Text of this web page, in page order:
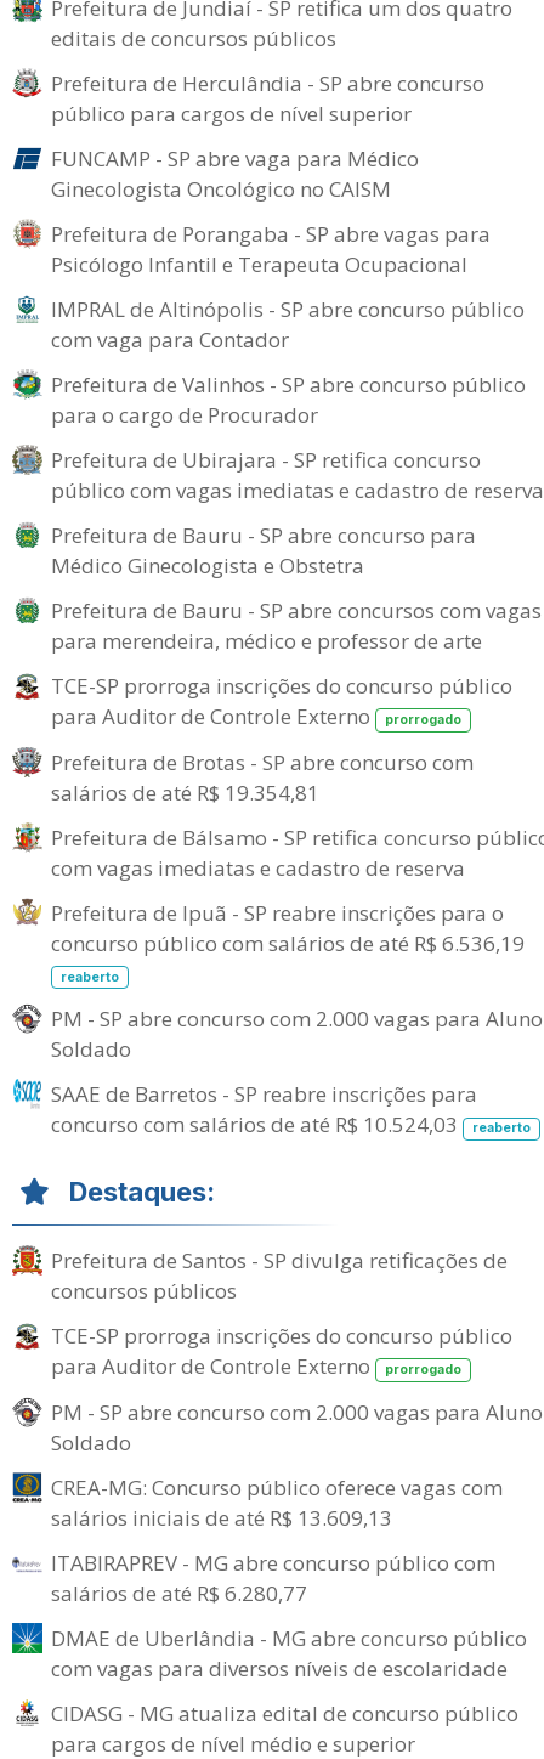
Prefeitura de Jundiaí - SP retifica um dos quatro
editais de concursos públicos
Prefeitura de Herculândia - SP abre concurso
público para cargos de nível superior
FUNCAMP - SP abre vaga para Médico
Ginecologista Oncológico no CAISM
Prefeitura de Porangaba - SP abre vagas para
Psicólogo Infantil e Terapeuta Ocupacional
IMPRAL de Altinópolis - SP abre concurso público
com vaga para Contador
Prefeitura de Valinhos - SP abre concurso público
para o cargo de Procurador
Prefeitura de Ubirajara - SP retifica concurso
público com vagas imediatas e cadastro de reserva
Prefeitura de Bauru - SP abre concurso para
Médico Ginecologista e Obstetra
Prefeitura de Bauru - SP abre concursos com vagas
para merendeira, médico e professor de arte
TCE-SP prorroga inscrições do concurso público
para Auditor de Controle Externo
prorrogado
Prefeitura de Brotas - SP abre concurso com
salários de até R$ 19.354,81
Prefeitura de Bálsamo - SP retifica concurso
com vagas imediatas e cadastro de reserva
Prefeitura de Ipuã - SP reabre inscrições para o
concurso público com salários de até R$ 6.536,19
reaberto
PM - SP abre concurso com 2.000 vagas para
Soldado
SAAE de Barretos - SP reabre inscrições para
concurso com salários de até R$ 10.524,03
reaberto
Destaques:
Prefeitura de Santos - SP divulga retificações de
concursos públicos
TCE-SP prorroga inscrições do concurso público
para Auditor de Controle Externo
prorrogado
PM - SP abre concurso com 2.000 vagas para
Soldado
CREA-MG: Concurso público oferece vagas com
salários iniciais de até R$ 13.609,13
ITABIRAPREV - MG abre concurso público com
salários de até R$ 6.280,77
DMAE de Uberlândia - MG abre concurso público
com vagas para diversos níveis de escolaridade
CIDASG - MG atualiza edital de concurso público
para cargos de nível médio e superior